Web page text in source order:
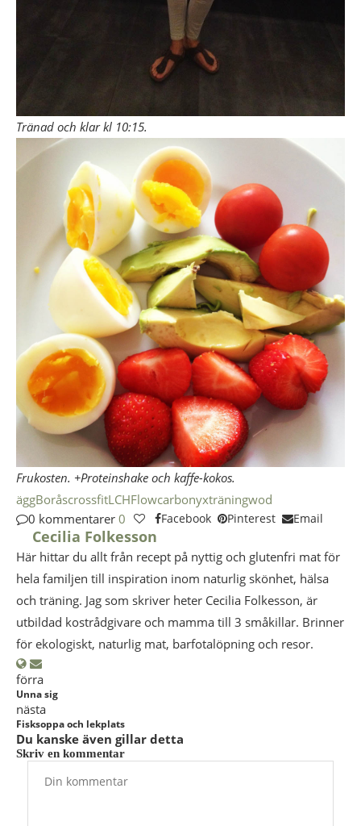
Tränad och klar kl 10:15.
Frukosten. +Proteinshake och kaffe-kokos.
äggBoråscrossfitLCHFlowcarbonyxträningwod
0 kommentarer 0 Facebook Pinterest Email
Cecilia Folkesson
Här hittar du allt från recept på nyttig och glutenfri mat för
hela familjen till inspiration inom naturlig skönhet, hälsa
och träning. Jag som skriver heter Cecilia Folkesson, är
utbildad kostrådgivare och mamma till 3 småkillar. Brinner
för ekologiskt, naturlig mat, barfotalöpning och resor.
förra
Unna sig
nästa
Fisksoppa och lekplats
Du kanske även gillar detta
Skriv en kommentar